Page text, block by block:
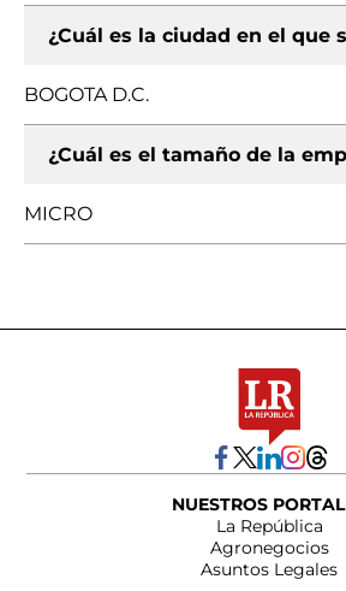
¿Cuál es la ciudad en el que
BOGOTA D.C.
¿Cuál es el tamaño de la
MICRO
NUESTROS
La República
Agronegocios
Asuntos Legales